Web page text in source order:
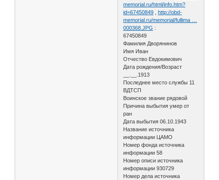
memorial.ru/html/info.htm?
id=67450849 ,http://obd-
memorial.ru/memorial/fullima …
000368.JPG :
67450849
Фамилия Дворянинов
Имя Иван
Отчество Евдокимович
Дата рождения/Возраст
__.__.1913
Последнее место службы 11
ВДТСП
Воинское звание рядовой
Причина выбытия умер от
ран
Дата выбытия 06.10.1943
Название источника
информации ЦАМО
Номер фонда источника
информации 58
Номер описи источника
информации 930729
Номер дела источника